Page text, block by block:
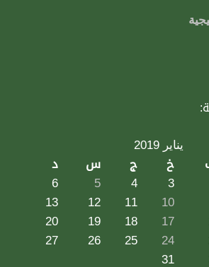
يناير 2019
خ ج س د
3
4
5
6
10
11
12
13
17
18
19
20
24
25
26
27
31